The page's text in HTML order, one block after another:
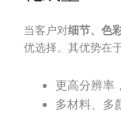
当客户对细节、色
优选择。其优势在
更高分辨率
多材料、多